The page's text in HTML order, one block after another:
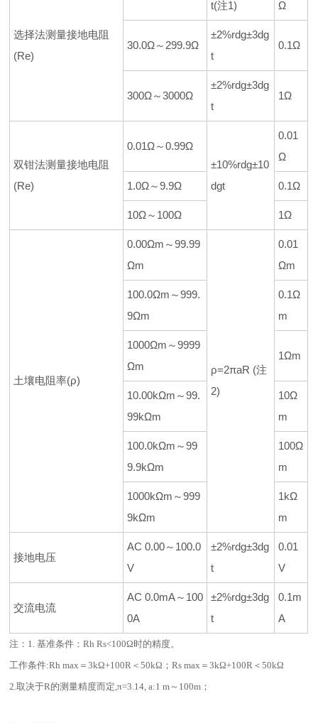
选择法测量接地电阻
(Re)
t(注1)
Ω
30.0Ω～299.9Ω
±2%rdg±3dg
t
0.1Ω
300Ω～3000Ω
±2%rdg±3dg
t
1Ω
双钳法测量接地电阻
(Re)
0.01Ω～0.99Ω
±10%rdg±10
dgt
0.01
Ω
1.0Ω～9.9Ω 0.1Ω
10Ω～100Ω 1Ω
土壤电阻率(ρ)
0.00Ωm～99.99
Ωm
ρ=2πaR (注
2)
0.01
Ωm
100.0Ωm～999.
9Ωm
0.1Ω
m
1000Ωm～9999
Ωm
1Ωm
10.00kΩm～99.
99kΩm
10Ω
m
100.0kΩm～99
9.9kΩm
100Ω
m
1000kΩm～999
9kΩm
1kΩ
m
接地电压
AC 0.00～100.0
V
±2%rdg±3dg
t
0.01
V
交流电流
AC 0.0mA～100
0A
±2%rdg±3dg
t
0.1m
A
注：1. 基准条件：Rh Rs<100Ω时的精度。
工作条件:Rh max＝3kΩ+100R＜50kΩ；Rs max＝3kΩ+100R＜50kΩ
2.取决于R的测量精度而定,π=3.14, a:1 m～100m；